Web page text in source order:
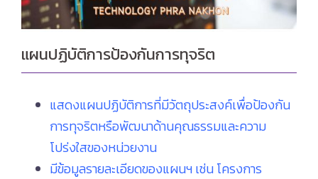
แผนปฏิบัติการป้องกันการทุจริต
แสดงแผนปฏิบัติการที่มีวัตถุประสงค์เพื่อป้องกัน
การทุจริตหรือพัฒนาด้านคุณธรรมและความ
โปร่งใสของหน่วยงาน
มีข้อมูลรายละเอียดของแผนฯ เช่น โครงการ